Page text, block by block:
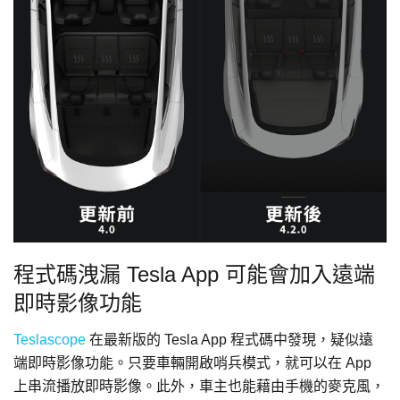
程式碼洩漏 Tesla App 可能會加入遠端
即時影像功能
Teslascope 在最新版的 Tesla App 程式碼中發現，疑似遠
端即時影像功能。只要車輛開啟哨兵模式，就可以在 App
上串流播放即時影像。此外，車主也能藉由手機的麥克風，